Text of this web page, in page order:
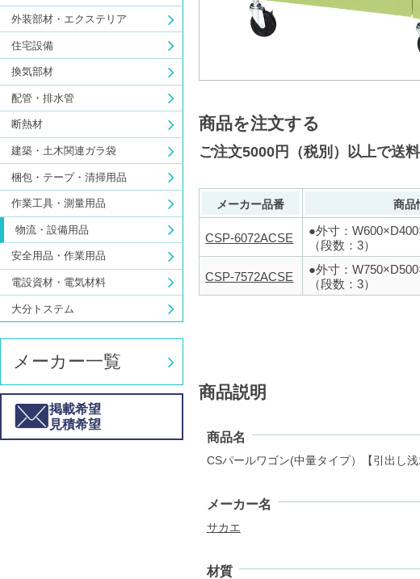
外装部材・エクステリア
住宅設備
換気部材
配管・排水管
断熱材
建築・土木関連ガラ袋
梱包・テープ・清掃用品
作業工具・測量用品
物流・設備用品
安全用品・作業用品
電設資材・電気材料
大分トステム
メーカー一覧
掲載希望
見積希望
商品を注文する
ご注文5000円（税別）以上で送料
メーカー品番 商品
CSP-6072ACSE
●外寸：
（段数：3）
CSP-7572ACSE
●外寸：
（段数：3）
商品説明
商品名
CSパールワゴン(中量タイプ）【引出し
メーカー名
サカエ
材質